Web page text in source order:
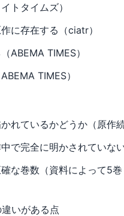
トタイムズ）
に存在する（ciatr）
ABEMA TIMES）
TIMES）
れているかどうか（原作
で完全に明かされていな
な巻数（資料によって5
いがある点